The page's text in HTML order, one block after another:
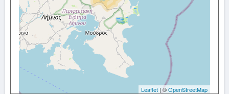
Leaflet | ©OpenStreetMap